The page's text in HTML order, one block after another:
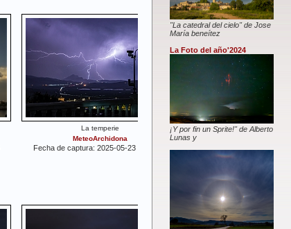
"La catedral del cielo" de Jose
María beneítez
La Foto del año'2024
¡Y por fin un Sprite!" de Alberto
Lunas y
La temperie
MeteoArchidona
Fecha de captura: 2025-05-23 22:56:16